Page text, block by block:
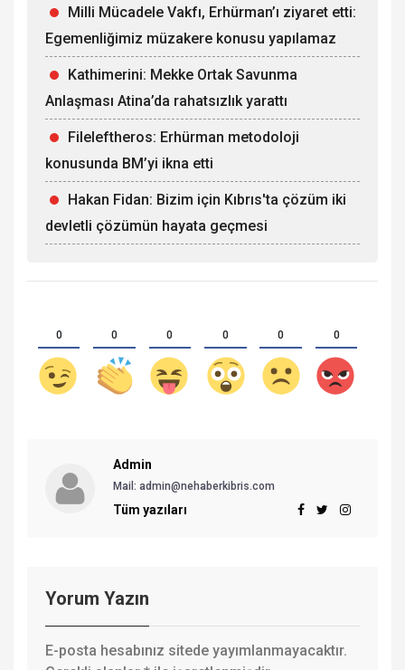
Milli Mücadele Vakfı, Erhürman’ı ziyaret etti:
Egemenliğimiz müzakere konusu yapılamaz
Kathimerini: Mekke Ortak Savunma
Anlaşması Atina’da rahatsızlık yarattı
Fileleftheros: Erhürman metodoloji
konusunda BM’yi ikna etti
Hakan Fidan: Bizim için Kıbrıs'ta çözüm iki
devletli çözümün hayata geçmesi
0 0 0 0 0 0
Admin
Mail: admin@nehaberkibris.com
Tüm yazıları
Yorum Yazın
E-posta hesabınız sitede yayımlanmayacaktır.